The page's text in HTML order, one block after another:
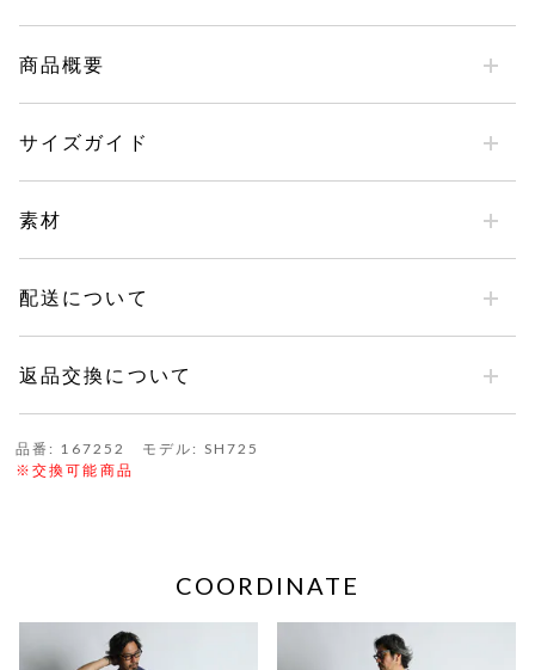
商品概要
サイズガイド
素材
配送について
返品交換について
品番: 167252 モデル: SH725
※交換可能商品
COORDINATE